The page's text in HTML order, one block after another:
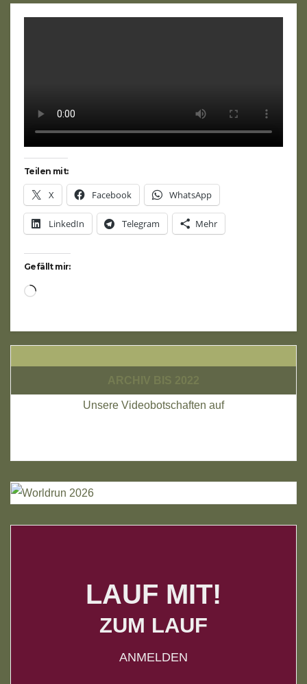
Teilen mit:
X Facebook WhatsApp
LinkedIn Telegram Mehr
Gefällt mir:
Wird
Unsere Videobotschaften auf
LAUF MIT!
ZUM LAUF
ANMELDEN